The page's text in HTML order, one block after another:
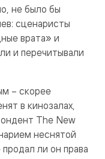
не было бы
сценаристы
врата» и
и перечитывали
– скорее
в кинозалах,
The New
неснятой
ли он права